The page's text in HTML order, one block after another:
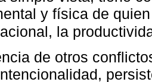
y física de
la
de otros